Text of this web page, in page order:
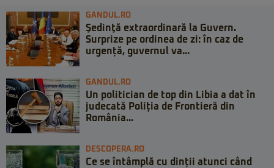
GANDUL.RO
Şedinţă extraordinară la Guvern.
Surprize pe ordinea de zi: în caz de
urgență, guvernul va...
GANDUL.RO
Un politician de top din Libia a dat în
judecată Poliția de Frontieră din
România...
DESCOPERA.RO
Ce se întâmplă cu dinții atunci când